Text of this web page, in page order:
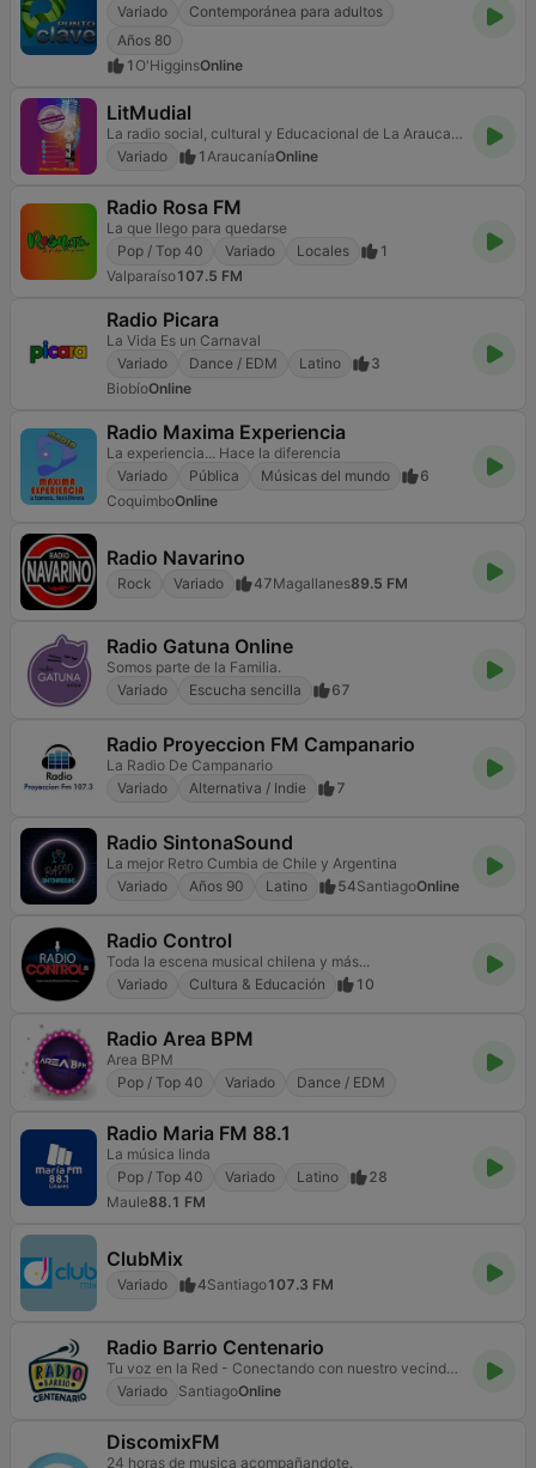
Variado
Contemporánea para adultos
Años 80
1 O'HigginsOnline
LitMudial
La radio social, cultural y Educacional de La Araucanía
Variado
1 AraucaníaOnline
Radio Rosa FM
La que llego para quedarse
Pop / Top 40
Variado Locales
1
Valparaíso107.5 FM
Radio Picara
La Vida Es un Carnaval
Variado
Dance / EDM Latino
3
BiobíoOnline
Radio Maxima Experiencia
La experiencia... Hace la diferencia
Variado
Pública Músicas del mundo
6
CoquimboOnline
Radio Navarino
Rock Variado 47Magallanes89.5 FM
Radio Gatuna Online
Somos parte de la Familia.
Variado
Escucha sencilla 67
Radio Proyeccion FM Campanario
La Radio De Campanario
Variado
Alternativa / Indie 7
Radio SintonaSound
La mejor Retro Cumbia de Chile y Argentina
Variado
Años 90 Latino 54SantiagoOnline
Radio Control
Toda la escena musical chilena y más...
Variado
Cultura & Educación 10
Radio Area BPM
Area BPM
Pop / Top 40
Variado Dance / EDM
Radio Maria FM 88.1
La música linda
Pop / Top 40
Variado Latino
28
Maule88.1 FM
ClubMix
Variado 4Santiago107.3 FM
Radio Barrio Centenario
Tu voz en la Red - Conectando con nuestro vecindario a través de la música y la información.
Variado
SantiagoOnline
DiscomixFM
24 horas de musica acompañandote.